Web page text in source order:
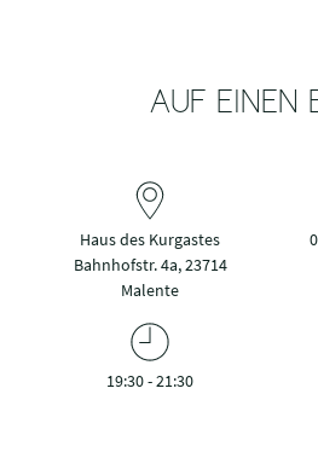
AUF EINEN
Haus des Kurgastes
Bahnhofstr. 4a, 23714
Malente
19:30 - 21:30